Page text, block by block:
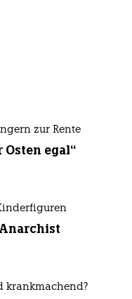
zur Rente
Osten egal“
krankmachend?